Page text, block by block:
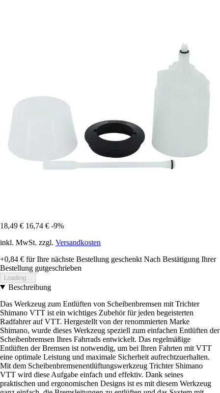
18,49 € 16,74 € -9%
inkl. MwSt. zzgl. Versandkosten
+0,84 € für Ihre nächste Bestellung geschenkt Nach Bestätigung Ihrer
Bestellung gutgeschrieben
Loading...
Beschreibung
Das Werkzeug zum Entlüften von Scheibenbremsen mit Trichter
Shimano VTT ist ein wichtiges Zubehör für jeden begeisterten
Radfahrer auf VTT. Hergestellt von der renommierten Marke
Shimano, wurde dieses Werkzeug speziell zum einfachen Entlüften der
Scheibenbremsen Ihres Fahrrads entwickelt. Das regelmäßige
Entlüften der Bremsen ist notwendig, um bei Ihren Fahrten mit VTT
eine optimale Leistung und maximale Sicherheit aufrechtzuerhalten.
Mit dem Scheibenbremsenentlüftungswerkzeug Trichter Shimano
VTT wird diese Aufgabe einfach und effektiv. Dank seines
praktischen und ergonomischen Designs ist es mit diesem Werkzeug